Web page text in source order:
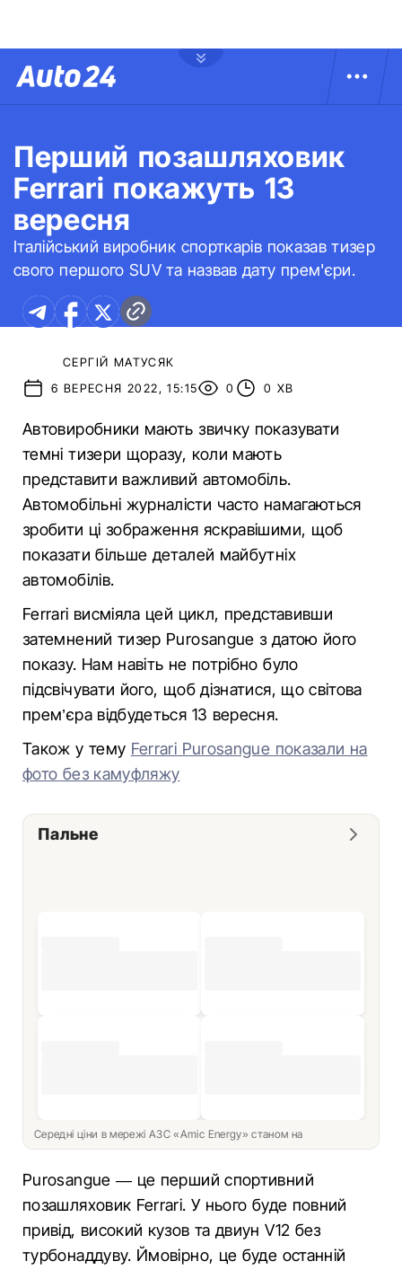
Перший позашляховик
Ferrari покажуть 13
вересня
Італійський виробник спорткарів показав тизер
свого першого SUV та назвав дату прем'єри.
СЕРГІЙ МАТУСЯК
6 ВЕРЕСНЯ 2022, 15:15
0 0 ХВ
Автовиробники мають звичку показувати
темні тизери щоразу, коли мають
представити важливий автомобіль.
Автомобільні журналісти часто намагаються
зробити ці зображення яскравішими, щоб
показати більше деталей майбутніх
автомобілів.
Ferrari висміяла цей цикл, представивши
затемнений тизер Purosangue з датою його
показу. Нам навіть не потрібно було
підсвічувати його, щоб дізнатися, що світова
прем’єра відбудеться 13 вересня.
Також у тему Ferrari Purosangue показали на
фото без камуфляжу
Пальне
Середні ціни в мережі АЗС «Amic Energy» станом на
Purosangue — це перший спортивний
позашляховик Ferrari. У нього буде повний
привід, високий кузов та двиун V12 без
турбонаддуву. Ймовірно, це буде останній